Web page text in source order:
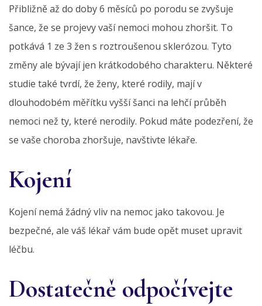
Přibližně až do doby 6 měsíců po porodu se zvyšuje
šance, že se projevy vaší nemoci mohou zhoršit. To
potkává 1 ze 3 žen s roztroušenou sklerózou. Tyto
změny ale bývají jen krátkodobého charakteru. Některé
studie také tvrdí, že ženy, které rodily, mají v
dlouhodobém měřítku vyšší šanci na lehčí průběh
nemoci než ty, které nerodily. Pokud máte podezření, že
se vaše choroba zhoršuje, navštivte lékaře.
Kojení
Kojení nemá žádný vliv na nemoc jako takovou. Je
bezpečné, ale váš lékař vám bude opět muset upravit
léčbu.
Dostatečně odpočívejte